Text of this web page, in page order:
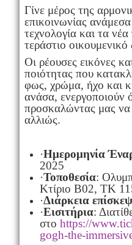
Γίνε μέρος της
επικοινωνίας
τεχνολογία και τα
τεράστιο οικουμενικό
Οι ρέουσες εικόνες
ποιότητας που
φως, χρώμα, ήχο και
ανάσα, ενεργοποιούν
προσκαλώντας μας να
αλλιώς.
·Ημερομηνία
2025
·Τοποθεσία:
Κτίριο Β02, ΤΚ
·Διάρκεια
·Εισιτήρια:
στο https://
gogh-the-